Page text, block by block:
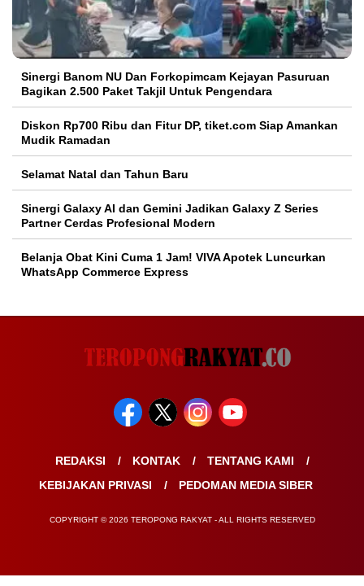
Sinergi Banom NU Dan Forkopimcam Kejayan Pasuruan
Bagikan 2.500 Paket Takjil Untuk Pengendara
Diskon Rp700 Ribu dan Fitur DP, tiket.com Siap Amankan
Mudik Ramadan
Selamat Natal dan Tahun Baru
Sinergi Galaxy AI dan Gemini Jadikan Galaxy Z Series
Partner Cerdas Profesional Modern
Belanja Obat Kini Cuma 1 Jam! VIVA Apotek Luncurkan
WhatsApp Commerce Express
REDAKSI KONTAK
TENTANG KAMI
KEBIJAKAN PRIVASI
PEDOMAN MEDIA SIBER
COPYRIGHT © 2026 TEROPONG RAKYAT - ALL RIGHTS RESERVED